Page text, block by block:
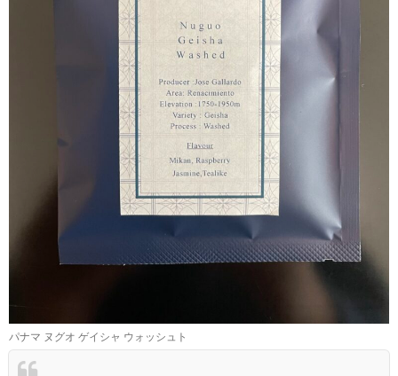
パナマ ヌグオ ゲイシャ ウォッシュト